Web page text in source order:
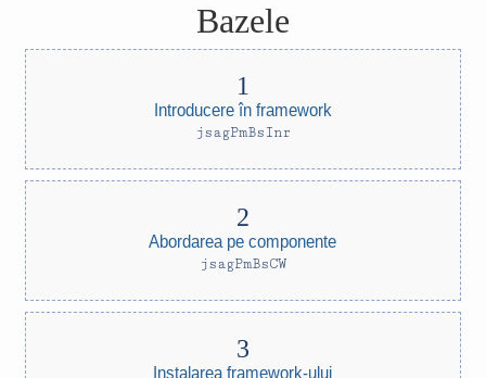
Bazele
Introducere în framework
jsagPmBsInr
Abordarea pe componente
jsagPmBsCW
Instalarea framework-ului